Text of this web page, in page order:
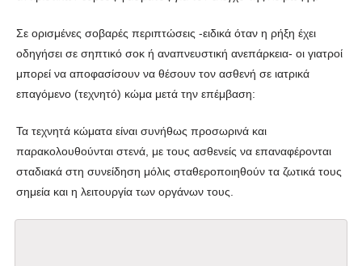
Σε ορισμένες σοβαρές περιπτώσεις -ειδικά όταν η ρήξη έχει
οδηγήσει σε σηπτικό σοκ ή αναπνευστική ανεπάρκεια- οι γιατροί
μπορεί να αποφασίσουν να θέσουν τον ασθενή σε ιατρικά
επαγόμενο (τεχνητό) κώμα μετά την επέμβαση:
Τα τεχνητά κώματα είναι συνήθως προσωρινά και
παρακολουθούνται στενά, με τους ασθενείς να επαναφέρονται
σταδιακά στη συνείδηση μόλις σταθεροποιηθούν τα ζωτικά τους
σημεία και η λειτουργία των οργάνων τους.